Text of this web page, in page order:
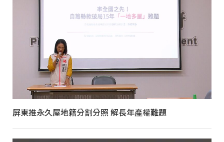
屏東推永久屋地籍分割分照 解長年產權難題